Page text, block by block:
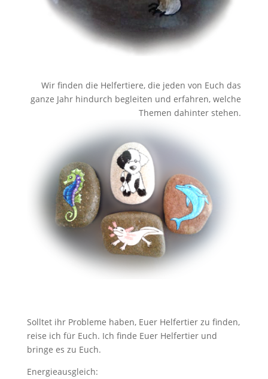
Wir finden die Helfertiere, die jeden von Euch das
ganze Jahr hindurch begleiten und erfahren, welche
Themen dahinter stehen.
Solltet ihr Probleme haben, Euer Helfertier zu finden,
reise ich für Euch. Ich finde Euer Helfertier und
bringe es zu Euch.
Energieausgleich: